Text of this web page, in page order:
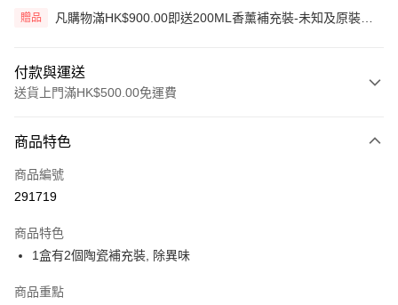
贈品
凡購物滿HK$900.00即送200ML香薰補充裝-未知及原裝藤
付款與運送
送貨上門滿HK$500.00免運費
信用卡
AlipayHK
送貨方式
可選擇宅配, 順豐智能櫃, 順豐自提點等 , 如須智能樻提貨請輸入順
商品特色
商品編號
291719
商品特色
1盒有2個陶瓷補充裝, 除異味
商品重點